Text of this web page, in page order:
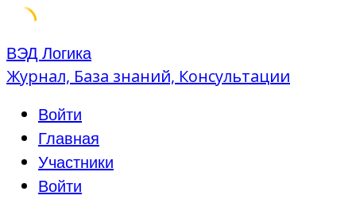
Skip
to
ВЭД Логика
Журнал, База знаний, Консультации
Войти
Главная
Участники
Войти